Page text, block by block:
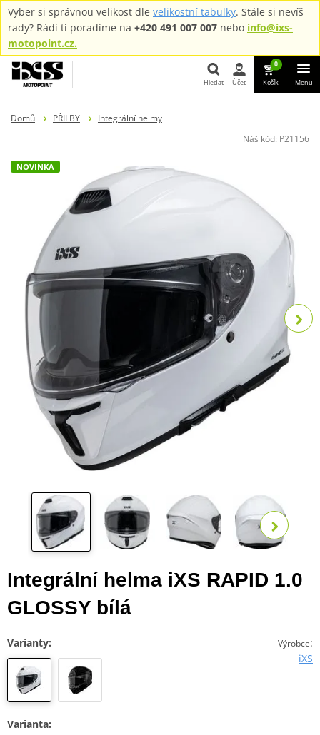
Vyber si správnou velikost dle velikostní tabulky. Stále si nevíš
rady? Rádi ti poradíme na +420 491 007 007 nebo info@ixs-
motopoint.cz.
Hledat Účet
0
Košík Menu
Domů PŘILBY
Integrální helmy
Náš kód: P21156
NOVINKA
Integrální helma iXS RAPID 1.0
GLOSSY bílá
Výrobce:
iXS
Varianty:
Varianta: